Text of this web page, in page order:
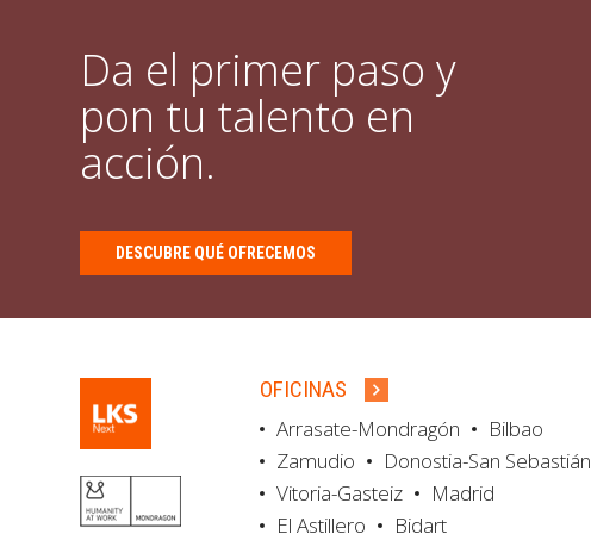
Da el primer paso y
pon tu talento en
acción.
DESCUBRE QUÉ OFRECEMOS
OFICINAS
Arrasate-Mondragón
Bilbao
Zamudio
Donostia-San Sebastián
Vitoria-Gasteiz
Madrid
El Astillero
Bidart